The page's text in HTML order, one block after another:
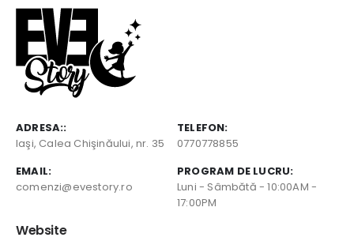
ADRESA::
Iaşi, Calea Chişinăului, nr. 35
TELEFON:
0770778855
EMAIL:
comenzi@evestory.ro
PROGRAM DE LUCRU:
Luni - Sâmbătă - 10:00AM -
17:00PM
Website